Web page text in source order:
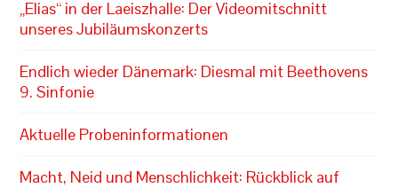
„Elias“ in der Laeiszhalle: Der Videomitschnitt
unseres Jubiläumskonzerts
Endlich wieder Dänemark: Diesmal mit Beethovens
9. Sinfonie
Aktuelle Probeninformationen
Macht, Neid und Menschlichkeit: Rückblick auf